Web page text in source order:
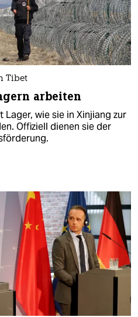
Tibet
arbeiten
wie sie in Xinjiang zur
Offiziell dienen sie der